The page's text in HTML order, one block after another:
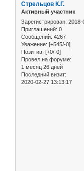
Стрельцов К.Г.
Активный участник
Зарегистрирован: 2018-
Приглашений: 0
Сообщений: 4267
Уважение: [+545/-0]
Позитив: [+0/-0]
Провел на форуме:
1 месяц 26 дней
Последний визит:
2020-02-27 13:13:17